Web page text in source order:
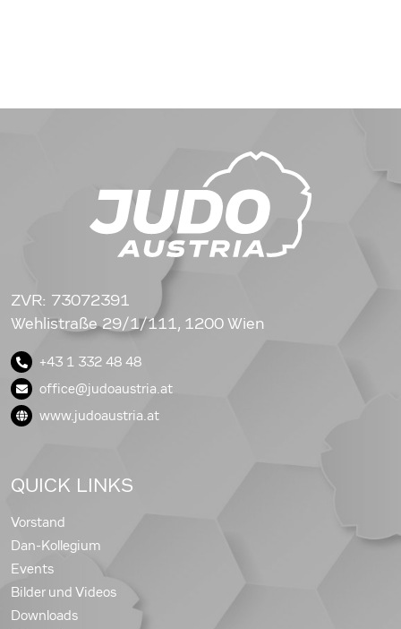
ZVR: 73072391
Wehlistraße 29/1/111, 1200 Wien
+43 1 332 48 48
office@judoaustria.at
www.judoaustria.at
QUICK LINKS
Vorstand
Dan-Kollegium
Events
Bilder und Videos
Downloads